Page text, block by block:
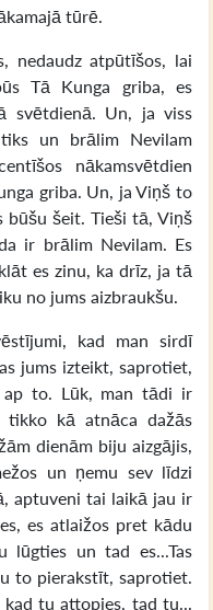
tūrē.
nedaudz atpūtīšos, lai
Tā Kunga griba, es
svētdienā. Un, ja viss
un brālim Nevilam
nākamsvētdien
griba. Un, ja Viņš to
būšu šeit. Tieši tā, Viņš
ir brālim Nevilam. Es
es zinu, ka drīz, ja tā
no jums aizbraukšu.
kad man sirdī
jums izteikt, saprotiet,
ap to. Lūk, man tādi ir
tikko kā atnāca dažās
dienām biju aizgājis,
un ņemu sev līdzi
aptuveni tai laikā jau ir
es atlaižos pret kādu
lūgties un tad es...Tas
to pierakstīt, saprotiet.
tu attopies, tad tu...